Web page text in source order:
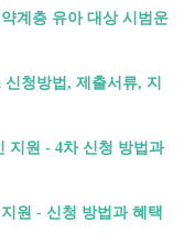
계층 유아 대상 시범운
청방법, 제출서류, 지
지원 - 4차 신청 방법과
원 - 신청 방법과 혜택